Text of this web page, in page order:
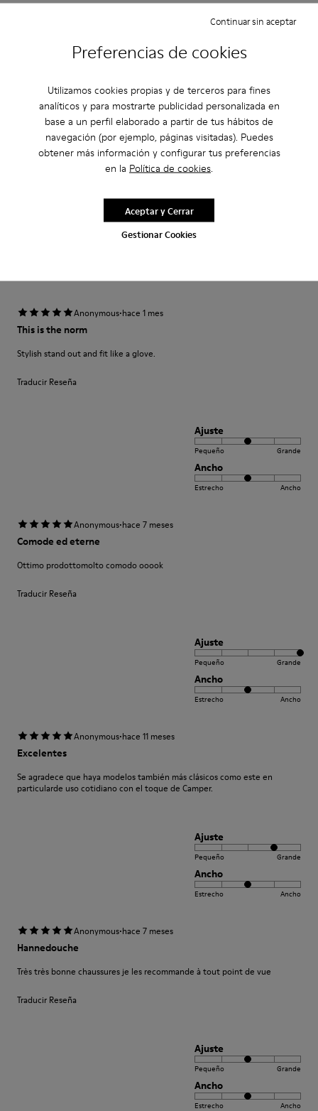
Preferencias de cookies
Utilizamos cookies propias y de terceros para fines
analíticos y para mostrarte publicidad personalizada en
base a un perfil elaborado a partir de tus hábitos de
navegación (por ejemplo, páginas visitadas). Puedes
obtener más información y configurar tus preferencias
en la Política de cookies.
Gestionar Cookies
Continuar sin aceptar
Aceptar y Cerrar
Ajuste
Pequeño Grande
Ancho
· hace 10 meses
Ottimo acquisto
Leggere e comode si abbinano a stili diversi
Ajuste
Pequeño
Anonymous·hace 1 mes
This is the norm
Stylish stand out and fit like a glove.
Traducir Reseña
Ajuste
Pequeño Grande
Ancho
Estrecho Ancho
Anonymous·hace 7 meses
Comode ed eterne
Ottimo prodottomolto comodo ooook
Traducir Reseña
Ajuste
Pequeño Grande
Ancho
Estrecho Ancho
Anonymous·hace 11 meses
Excelentes
Se agradece que haya modelos también más clásicos como este en
particularde uso cotidiano con el toque de Camper.
Ajuste
Pequeño Grande
Ancho
Estrecho Ancho
Anonymous·hace 7 meses
Hannedouche
Très très bonne chaussures je les recommande à tout point de vue
Traducir Reseña
Ajuste
Pequeño Grande
Ancho
Estrecho Ancho